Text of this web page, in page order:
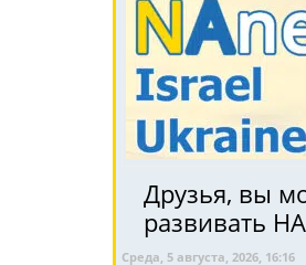
Друзья, вы
развивать
Среда, 5 августа, 2026, 16:16